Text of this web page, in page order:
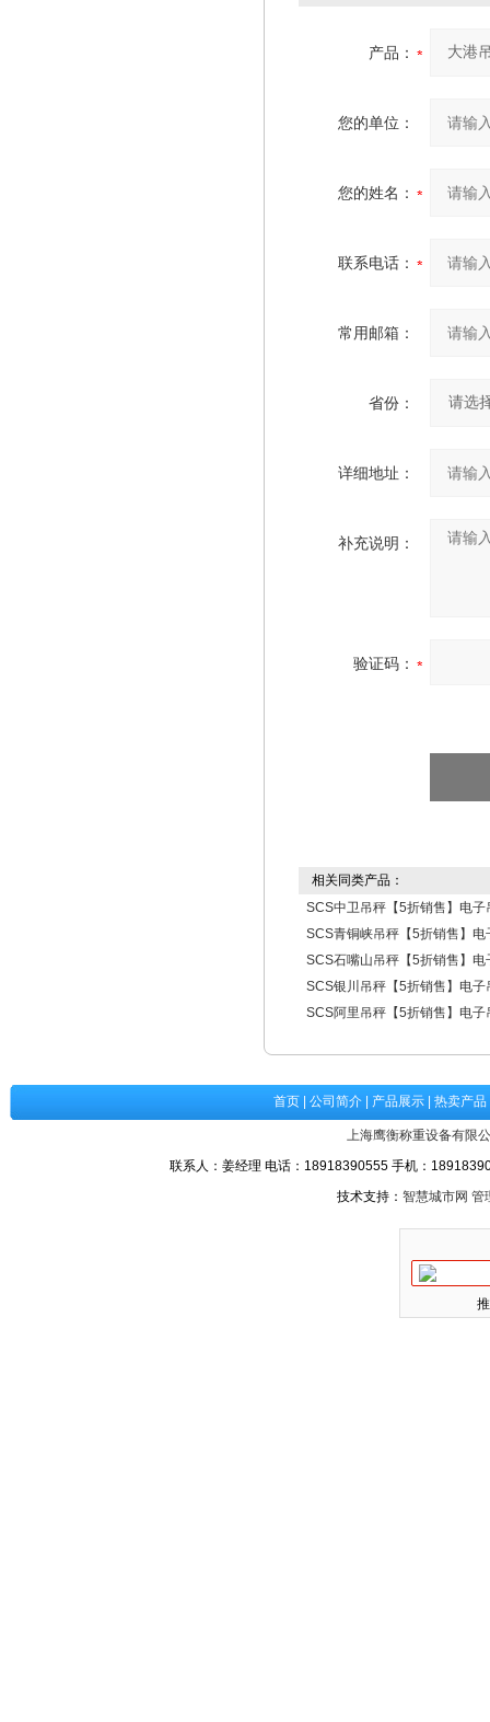
产品：
您的单位：
您的姓名：
联系电话：
常用邮箱：
省份：
详细地址：
补充说明：
验证码：
相关同类产品：
SCS中卫吊秤【5折销售】电子
SCS青铜峡吊秤【5折销售】电
SCS石嘴山吊秤【5折销售】电
SCS银川吊秤【5折销售】电子
SCS阿里吊秤【5折销售】电子
首页 公司简介 产品展示 热卖产品
上海鹰衡称重设备有限
联系人：姜经理 电话：18918390555 手机：
技术支持： 智慧城市网 管